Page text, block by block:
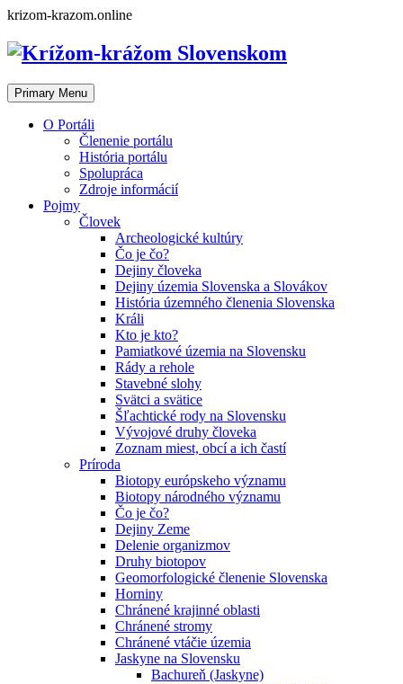
Skip
content
krizom-krazom.online
Primary Menu
O Portáli
Členenie portálu
História portálu
Spolupráca
Zdroje informácií
Pojmy
Človek
Archeologické kultúry
Čo je čo?
Dejiny človeka
Dejiny územia Slovenska a Slovákov
História územného členenia Slovenska
Králi
Kto je kto?
Pamiatkové územia na Slovensku
Rády a rehole
Stavebné slohy
Svätci a svätice
Šľachtické rody na Slovensku
Vývojové druhy človeka
Zoznam miest, obcí a ich častí
Príroda
Biotopy európskeho významu
Biotopy národného významu
Čo je čo?
Dejiny Zeme
Delenie organizmov
Druhy biotopov
Geomorfologické členenie Slovenska
Horniny
Chránené krajinné oblasti
Chránené stromy
Chránené vtáčie územia
Jaskyne na Slovensku
Bachureň (Jaskyne)